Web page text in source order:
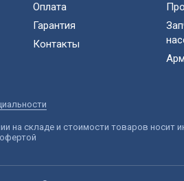
Оплата
Гарантия
Контакты
на складе и стоимости товаров носит